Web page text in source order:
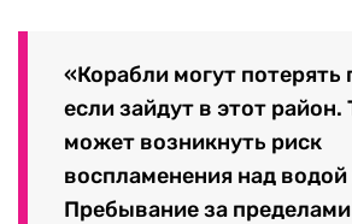
«Корабли могут потерять
если зайдут в этот район.
может возникнуть риск
воспламенения над водой
Пребывание за пределами